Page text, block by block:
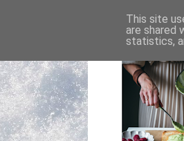
This site
are shared
statistics,